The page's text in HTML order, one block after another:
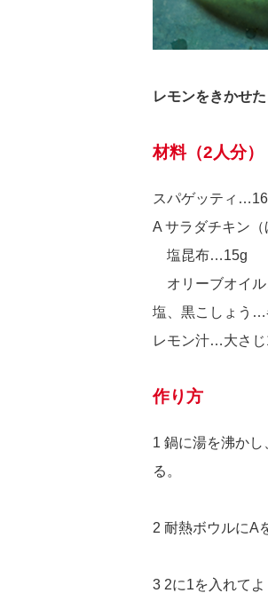
レモンをきかせ
材料（2人分）
スパゲッティ
A サラダチキン
塩昆布…15g
オリーブオイ
塩、黒こしょう…
レモン汁…大さじ
作り方
1 鍋に湯を沸か
る。
2 耐熱ボウルにA
3 2に1を入れて